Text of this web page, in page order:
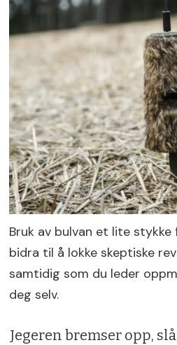
Bruk av bulvan et lite
bidra til å lokke skeptiske
samtidig som du leder
deg selv.
Jegeren bremser opp,